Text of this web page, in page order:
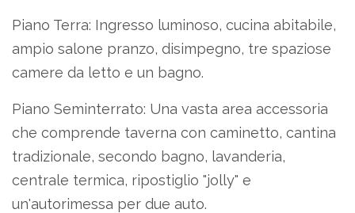
Piano Terra: Ingresso luminoso, cucina abitabile,
ampio salone pranzo, disimpegno, tre spaziose
camere da letto e un bagno.
Piano Seminterrato: Una vasta area accessoria
che comprende taverna con caminetto, cantina
tradizionale, secondo bagno, lavanderia,
centrale termica, ripostiglio "jolly" e
un'autorimessa per due auto.